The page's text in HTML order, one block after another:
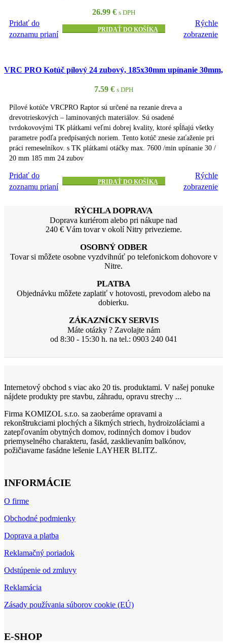
26.99 € s DPH
Pridať do
zoznamu prianí
PRIDAŤ DO KOŠÍKA
Rýchle
zobrazenie
VRC PRO Kotúč pílový 24 zubový, 185x30mm upínanie 30mm,
7.59 € s DPH
Pílové kotúče VRCPRO Raptor sú určené na rezanie dreva a
drevotrieskových – laminovaných materiálov. Sú osadené
tvrdokovovými TK plátkami veľmi dobrej kvality, ktoré spĺňajú všetky
parametre podľa predpísaných noriem. Tento kotúč znesie zaťaženie pri
práci remeselníkov. s TK plátkami otáčky max. 7600 /min upínanie 30 /
20 mm 185 mm 24 zubov
Pridať do
zoznamu prianí
PRIDAŤ DO KOŠÍKA
Rýchle
zobrazenie
RÝCHLA DOPRAVA
Doprava kuriérom alebo pri nákupe nad
240 € Vám tovar v okolí Nitry privezieme.
OSOBNÝ ODBER
Tovar si môžete osobne vyzdvihnúť po telefonickom dohovore v
Nitre.
PLATBA
Objednávku môžete zaplatiť v hotovosti, prevodom alebo na
dobierku.
ZÁKAZNÍCKY SERVIS
Máte otázky ? Zavolajte nám
od 8:30 - 15:30 h. na tel.: 0903 240 041
Internetový obchod s viac ako 20 tis. produktami. V našej ponuke
nájdete produkty pre stavbu, záhradu, opravu strechy ...
Firma KOMIZOL s.r.o. sa zaoberáme opravami a
rekonštrukciami plochých a šikmých striech, hydroizoláciami a
zatepľovaním obytných domov, rodinných domov i budov
priemyselného charakteru, fasád, zasklievaním balkónov,
požičiavame fasádne lešenie LAYHER BLITZ.
INFORMÁCIE
O firme
Obchodné podmienky
Doprava a platba
Reklamačný poriadok
Odstúpenie od zmluvy
Reklamácia
Zásady používania súborov cookie (EÚ)
E-SHOP